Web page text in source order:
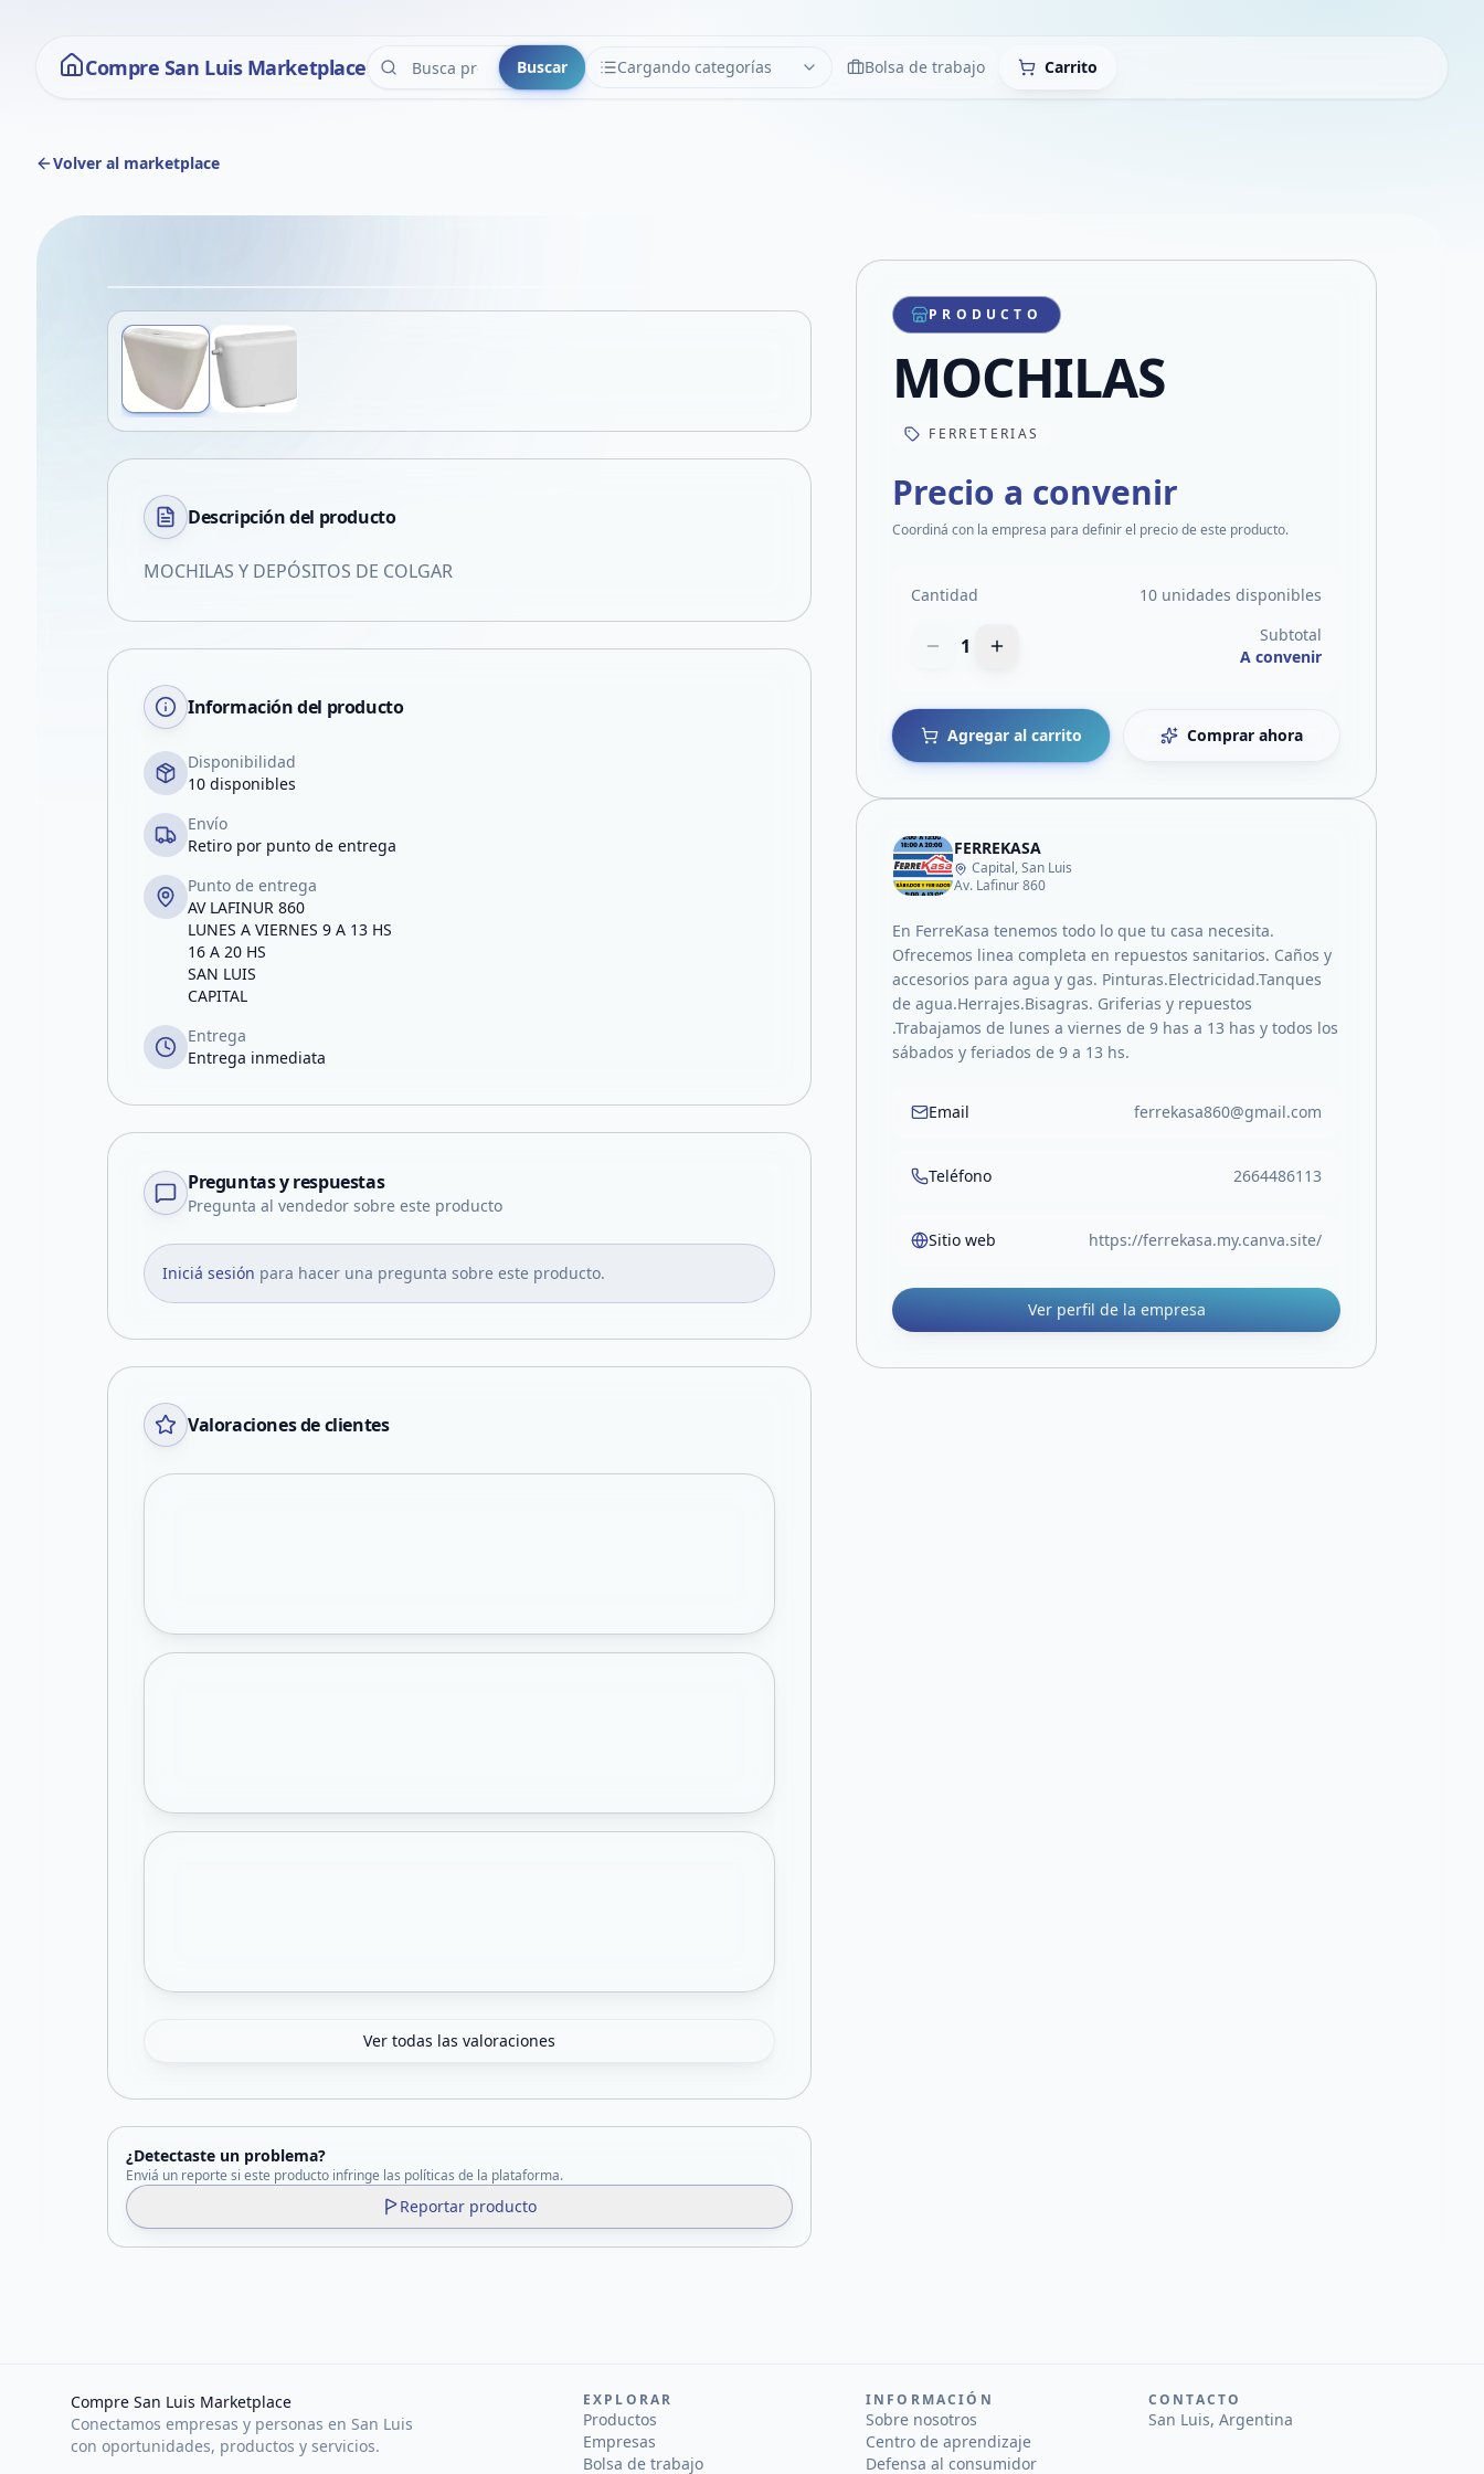
Compre San Luis Marketplace Buscar Cargando categorías
CATEGORÍAS LimpiarBolsa de trabajo Carrito
Volver al marketplace
Compartir producto
Compartir por WhatsApp
Compartir por mail
Compartir en Facebook
Compartir en X
Descripción del producto
MOCHILAS Y DEPÓSITOS DE COLGAR
Información del producto
Disponibilidad
10 disponibles
Envío
Retiro por punto de entrega
Punto de entrega
AV LAFINUR 860
LUNES A VIERNES 9 A 13 HS
16 A 20 HS
SAN LUIS
CAPITAL
Entrega
Entrega inmediata
Preguntas y respuestas
Pregunta al vendedor sobre este producto
Iniciá sesión para hacer una pregunta sobre este producto.
Valoraciones de clientes
Ver todas las valoraciones
¿Detectaste un problema?
Enviá un reporte si este producto infringe las políticas de la plataforma.
Reportar producto
PRODUCTO
MOCHILAS
FERRETERIAS
Precio a convenir
Coordiná con la empresa para definir el precio de este producto.
Cantidad 10 unidades disponibles
1
Subtotal
A convenir
Agregar al carrito Comprar ahora
FERREKASA
Capital, San Luis
Av. Lafinur 860
En FerreKasa tenemos todo lo que tu casa necesita.
Ofrecemos linea completa en repuestos sanitarios. Caños y
accesorios para agua y gas. Pinturas.Electricidad.Tanques
de agua.Herrajes.Bisagras. Griferias y repuestos
.Trabajamos de lunes a viernes de 9 has a 13 has y todos los
sábados y feriados de 9 a 13 hs.
Email ferrekasa860@gmail.com
Teléfono 2664486113
Sitio web https://ferrekasa.my.canva.site/
Ver perfil de la empresa
Compre San Luis Marketplace
Conectamos empresas y personas en San Luis
con oportunidades, productos y servicios.
EXPLORAR
Productos
Empresas
Bolsa de trabajo
INFORMACIÓN
Sobre nosotros
Centro de aprendizaje
Defensa al consumidor
CONTACTO
San Luis, Argentina